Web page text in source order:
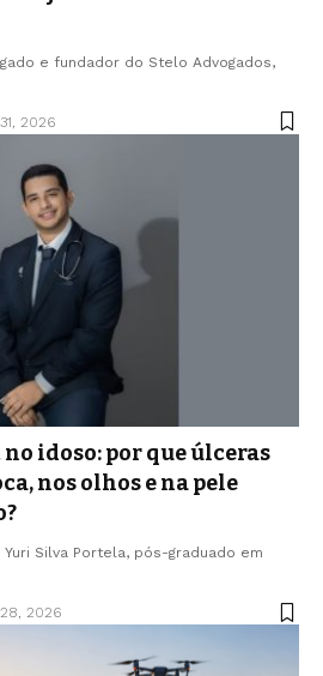
e fundador do Stelo Advogados,
2026
idoso: por que úlceras
nos olhos e na pele
Silva Portela, pós-graduado em
2026